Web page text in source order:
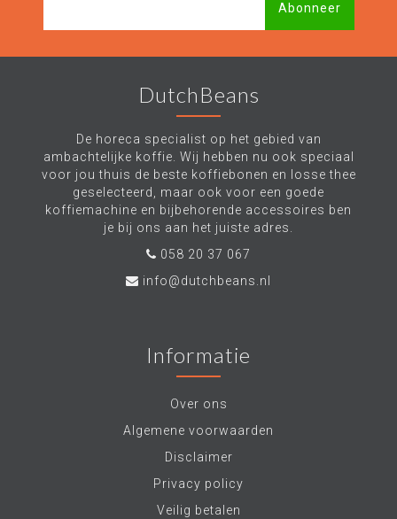
Abonneer
DutchBeans
De horeca specialist op het gebied van
ambachtelijke koffie. Wij hebben nu ook speciaal
voor jou thuis de beste koffiebonen en losse thee
geselecteerd, maar ook voor een goede
koffiemachine en bijbehorende accessoires ben
je bij ons aan het juiste adres.
058 20 37 067
info@dutchbeans.nl
Informatie
Over ons
Algemene voorwaarden
Disclaimer
Privacy policy
Veilig betalen